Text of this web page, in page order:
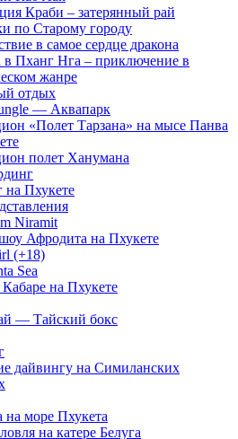
Краби – затерянный рай
по Старому городу
в самое сердце дракона
в Пханг Нга – приключение в
жанре
отдых
— Аквапарк
«Полет Тарзана» на мысе Панва
полет Ханумана
на Пхукете
Niramit
Афродита на Пхукете
(+18)
Sea
на Пхукете
— Тайский бокс
дайвингу на Симиланских
на море Пхукета
на катере Белуга